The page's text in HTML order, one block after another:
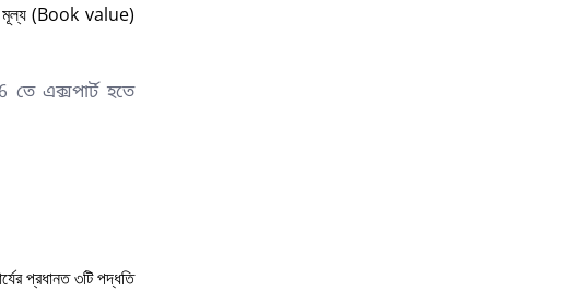
মূল্য (Book value)
তে এক্সপার্ট হতে
প্রধানত ৩টি পদ্ধতি